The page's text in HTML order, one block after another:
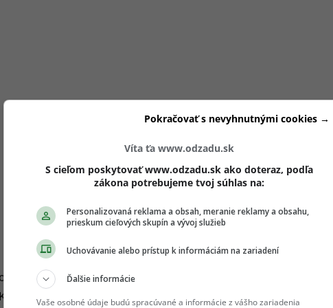
precízne naprogramovaný počítač, ktorý nedokáže vypnúť,
sa vrátiš z práce a doma ťa čaká neporiadok,
namiesto
Víta ťa www.odzadu.sk
S cieľom poskytovať www.odzadu.sk ako doteraz, podľa
zákona potrebujeme tvoj súhlas na:
Personalizovaná reklama a obsah, meranie reklamy a obsahu,
prieskum cieľových skupín a vývoj služieb
Uchovávanie alebo prístup k informáciám na zariadení
Ďalšie informácie
Vaše osobné údaje budú spracúvané a informácie z vášho zariadenia
Pokračovať s nevyhnutnými cookies →